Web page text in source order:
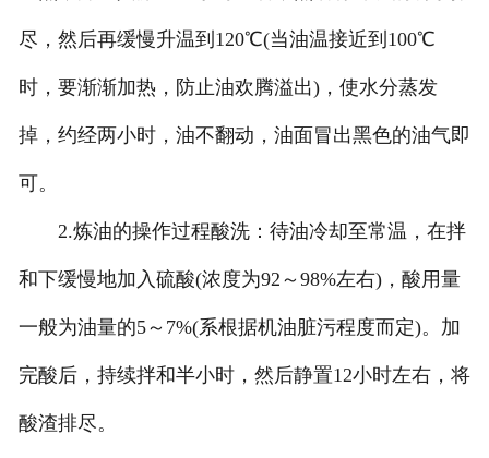
尽，然后再缓慢升温到120℃(当油温接近到100℃
时，要渐渐加热，防止油欢腾溢出)，使水分蒸发
掉，约经两小时，油不翻动，油面冒出黑色的油气即
可。
2.炼油的操作过程酸洗：待油冷却至常温，在拌
和下缓慢地加入硫酸(浓度为92～98%左右)，酸用量
一般为油量的5～7%(系根据机油脏污程度而定)。加
完酸后，持续拌和半小时，然后静置12小时左右，将
酸渣排尽。